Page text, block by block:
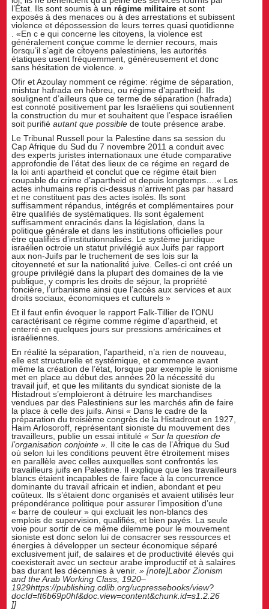
l’État. Ils sont soumis àun régime militaireet sont
exposés à des menaces ou à des arrestations et subissent
violence et dépossession de leurs terres quasi quotidienne
. «En c e qui concerne les citoyens, la violence est
généralement conçue comme le dernier recours, mais
lorsqu’il s’agit de citoyens palestiniens, les autorités
étatiques usent fréquemment, généreusement et donc
sans hésitation de violence. »
Ofir et Azoulay nomment ce régime: régime de séparation,
mishtar hafrada en hébreu, ou régime d’apartheid. Ils
soulignent d’ailleurs que ce terme de séparation (hafrada)
est connoté positivement par les Israéliens qui soutiennent
la construction du mur et souhaitent que l’espace israélien
soit purifiéautant que possible de toute présence arabe.
Le Tribunal Russell pour la Palestine dans sa session du
Cap Afrique du Sud du 7 novembre 2011 a conduit avec
des experts juristes internationaux une étude comparative
approfondie de l’état des lieux de ce régime en regard de
la loi anti apartheid et conclut que ce régime était bien
coupable du crime d’apartheid et depuis longtemps….« Les
actes inhumains repris ci-dessus n’arrivent pas par hasard
et ne constituent pas des actes isolés. Ils sont
suffisamment répandus, intégrés et complémentaires pour
être qualifiés de systématiques. Ils sont également
suffisamment enracinés dans la législation, dans la
politique générale et dans les institutions officielles pour
être qualifiés d’institutionnalisés. Le système juridique
israélien octroie un statut privilégié aux Juifs par rapport
aux non-Juifs par le truchement de ses lois sur la
citoyenneté et sur la nationalité juive. Celles-ci ont créé un
groupe privilégié dans la plupart des domaines de la vie
publique, y compris les droits de séjour, la propriété
foncière, l’urbanisme ainsi que l’accès aux services et aux
droits sociaux, économiques et culturels »
Et il faut enfin évoquer le rapport Falk-Tillier de l’ONU
caractérisant ce régime comme régime d’apartheid, et
enterré en quelques jours sur pressions américaines et
israéliennes.
En réalité la séparation, l’apartheid, n’a rien de nouveau,
elle est structurelle et systémique, et commence avant
même la création de l’état, lorsque par exemple le sionisme
met en place au début des années 20 la nécessité du
travail juif, et que les militants du syndicat sioniste de la
Histadrout s’emploieront à détruire les marchandises
vendues par des Palestiniens sur les marchés afin de faire
la place à celle des juifs. Ainsi « Dans le cadre de la
préparation du troisième congrès de la Histadrout en 1927,
Haim Arlosoroff, représentant sioniste du mouvement des
travailleurs, publie un essai intitulé« Sur la question de
l’organisation conjointe ». Il cite le cas de l’Afrique du Sud
où selon lui les conditions peuvent être étroitement mises
en parallèle avec celles auxquelles sont confrontés les
travailleurs juifs en Palestine. Il explique que les travailleurs
blancs étaient incapables de faire face à la concurrence
dominante du travail africain et indien, abondant et peu
coûteux. Ils s’étaient donc organisés et avaient utilisés leur
prépondérance politique pour assurer l’imposition d’une
« barre de couleur » qui excluait les non-blancs des
emplois de supervision, qualifiés, et bien payés. La seule
voie pour sortir de ce même dilemme pour le mouvement
sioniste est donc selon lui de consacrer ses ressources et
énergies à développer un secteur économique séparé
exclusivement juif, de salaires et de productivité élevés qui
coexisterait avec un secteur arabe improductif et à salaires
bas durant les décennies à venir.» [note]Labor Zionism
and the Arab Working Class, 1920–
1929https://publishing.cdlib.org/ucpressebooks/view?
docId=ft6b69p0hf&doc.view=content&chunk.id=s1.2.26
]]